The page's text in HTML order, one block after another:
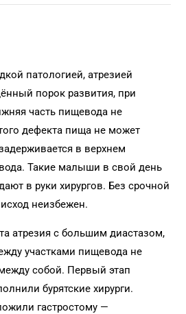
патологией, атрезией
порок развития, при
часть пищевода не
дефекта пища не может
в верхнем
Такие малыши в свой день
в руки хирургов. Без срочной
неизбежен.
атрезия с большим диастазом,
участками пищевода не
собой. Первый этап
бурятские хирурги.
гастростому —